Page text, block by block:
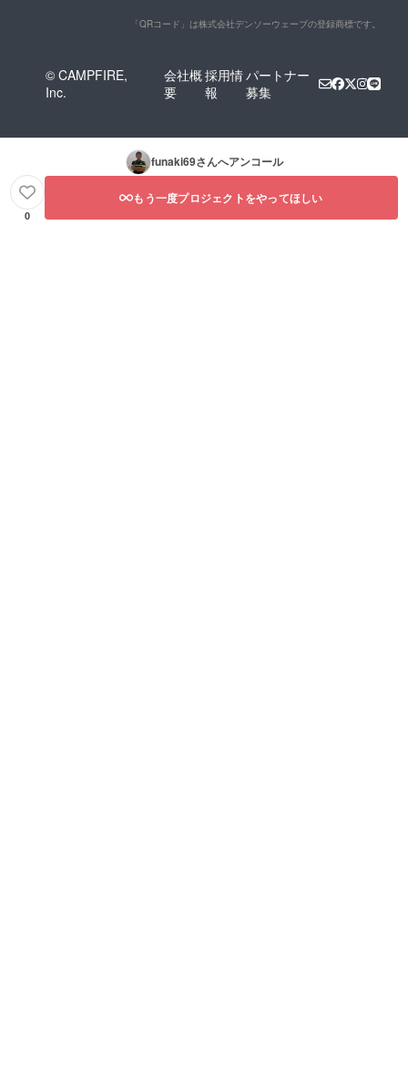
「QRコード」は株式会社デンソーウェーブの登録商標です。
© CAMPFIRE,
Inc.
会社概
要
採用情
報
パートナー
募集
funaki69さんへアンコール
0
もう一度プロジェクトをやってほしい